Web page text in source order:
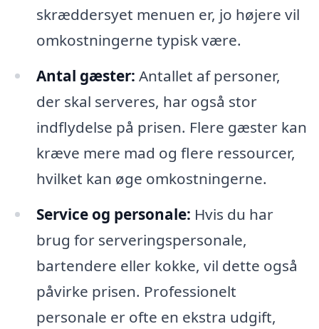
skræddersyet menuen er, jo højere vil
omkostningerne typisk være.
Antal gæster: Antallet af personer,
der skal serveres, har også stor
indflydelse på prisen. Flere gæster kan
kræve mere mad og flere ressourcer,
hvilket kan øge omkostningerne.
Service og personale: Hvis du har
brug for serveringspersonale,
bartendere eller kokke, vil dette også
påvirke prisen. Professionelt
personale er ofte en ekstra udgift,